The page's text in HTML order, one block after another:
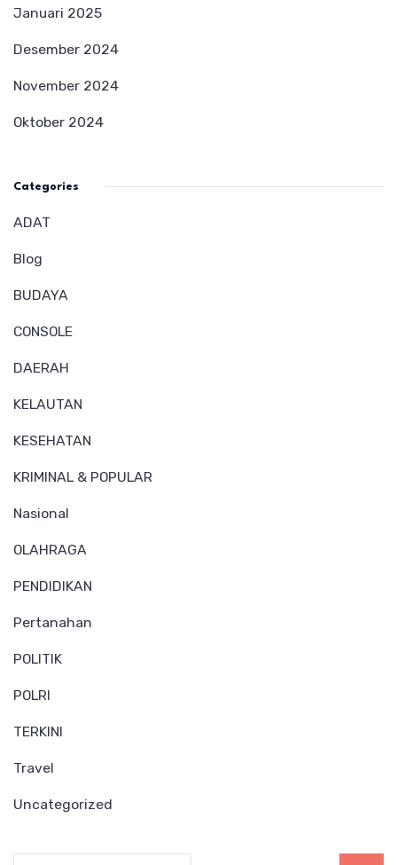
Januari 2025
Desember 2024
November 2024
Oktober 2024
Categories
ADAT
Blog
BUDAYA
CONSOLE
DAERAH
KELAUTAN
KESEHATAN
KRIMINAL & POPULAR
Nasional
OLAHRAGA
PENDIDIKAN
Pertanahan
POLITIK
POLRI
TERKINI
Travel
Uncategorized